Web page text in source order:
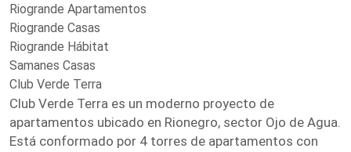
Riogrande Apartamentos
Riogrande Casas
Riogrande Hábitat
Samanes Casas
Club Verde Terra
Club Verde Terra es un moderno proyecto de
apartamentos ubicado en Rionegro, sector Ojo de Agua.
Está conformado por 4 torres de apartamentos con